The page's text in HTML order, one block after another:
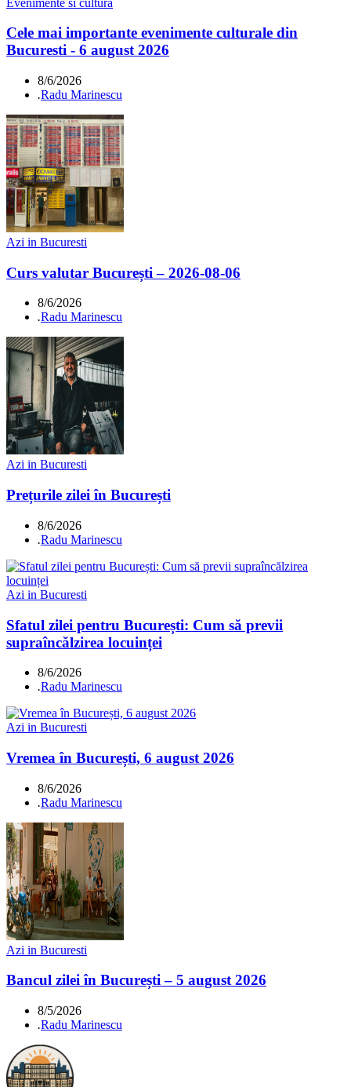
Cele mai importante evenimente culturale din
Bucuresti - 6 august 2026
8/6/2026
.Radu Marinescu
Azi in Bucuresti
Curs valutar București – 2026-08-06
8/6/2026
.Radu Marinescu
Azi in Bucuresti
Prețurile zilei în București
8/6/2026
.Radu Marinescu
Azi in Bucuresti
Sfatul zilei pentru București: Cum să previi
supraîncălzirea locuinței
8/6/2026
.Radu Marinescu
Azi in Bucuresti
Vremea în București, 6 august 2026
8/6/2026
.Radu Marinescu
Azi in Bucuresti
Bancul zilei în București – 5 august 2026
8/5/2026
.Radu Marinescu